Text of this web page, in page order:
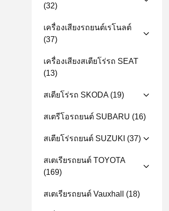
(32)
เครื่องเสียงรถยนต์เรโนลต์
(37)
เครื่องเสียงสเตียโร่รถ SEAT
(13)
สเตียโร่รถ SKODA(19)
สเตรีโอรถยนต์ SUBARU (16)
สเตียโร่รถยนต์ SUZUKI (37)
สเตเรียรถยนต์ TOYOTA
(169)
สเตเรียรถยนต์ Vauxhall (18)